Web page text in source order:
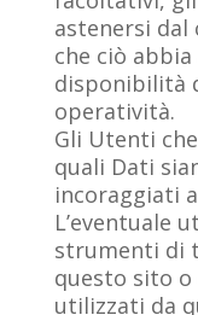
astenersi dal
che ciò
disponibilità
operatività.
Gli Utenti
quali Dati
incoraggiati
L’eventuale
strumenti di
questo sito
utilizzati da